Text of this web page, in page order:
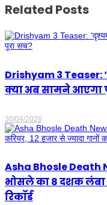
Related Posts
Drishyam 3 Teaser:
क्या अब सामने आएगा
30/04/2026
Asha Bhosle Death
भोसले का 8 दशक लंबा
रिकॉर्ड